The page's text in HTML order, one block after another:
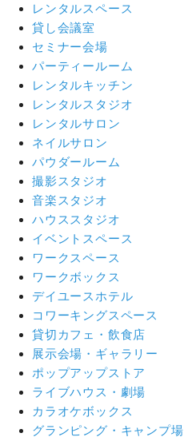
レンタルスペース
貸し会議室
セミナー会場
パーティールーム
レンタルキッチン
レンタルスタジオ
レンタルサロン
ネイルサロン
パウダールーム
撮影スタジオ
音楽スタジオ
ハウススタジオ
イベントスペース
ワークスペース
ワークボックス
デイユースホテル
コワーキングスペース
貸切カフェ・飲食店
展示会場・ギャラリー
ポップアップストア
ライブハウス・劇場
カラオケボックス
グランピング・キャンプ場